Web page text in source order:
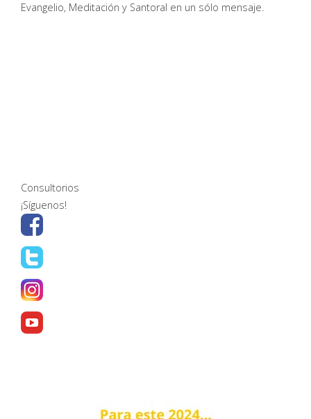
Evangelio, Meditación y Santoral en un sólo mensaje.
Consultorios
¡Síguenos!